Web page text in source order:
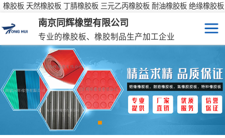
橡胶板 天然橡胶板 丁腈橡胶板 三元乙丙橡胶板 耐油橡胶板 绝缘橡胶板
南京同辉橡塑有限公司
专业的橡胶板、橡胶制品生产加工企业
特种橡胶板
防滑橡胶垫